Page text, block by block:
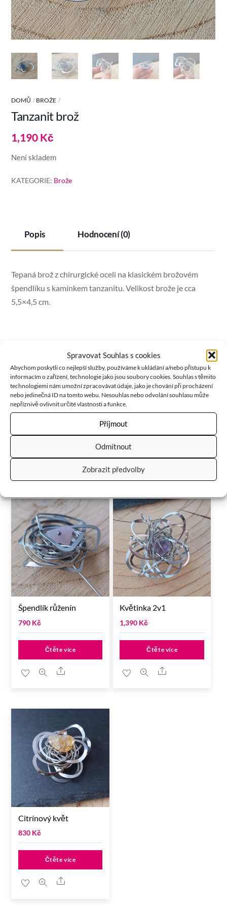
Spravovat Souhlas s cookies
Abychom poskytli co nejlepší služby, používáme k ukládání a/nebo přístupu k
informacím o zařízení, technologie jako jsou soubory cookies. Souhlas s těmito
technologiemi nám umožní zpracovávat údaje, jako je chování při procházení
nebo jedinečná ID na tomto webu. Nesouhlas nebo odvolání souhlasu může
nepříznivě ovlivnit určité vlastnosti a funkce.
Příjmout
Odmítnout
Zobrazit předvolby
DOMŮ BROŽE
Tanzanit brož
1,190 Kč
Není skladem
KATEGORIE: Brože
Popis Hodnocení (0)
Tepaná brož z chirurgické oceli na klasickém brožovém
špendlíku s kamínkem tanzanitu. Velikost brože je cca
5,5×4,5 cm.
byl objeven teprve nedávno, a proto jeho účinky
na zdraví ještě nejsou plně prozkoumány. Přesto se již dnes
ví o jeho kladném působení nasmysly a vědomí člověka,
které bystří a omlazuje. Posiluje přesvědčení a vytrvalost
člověka, a pomáhá mu splnit vše, co si předsevzal. Ukazuje
mu cestu lásky a dobra a vede jej, aby se na této pouti
PRODUCTS
Špendlík růženín
790 Kč
Čtěte více
Share
Květinka 2v1
1,390 Kč
Čtěte více
Share
Citrínový květ
830 Kč
Čtěte více
Share